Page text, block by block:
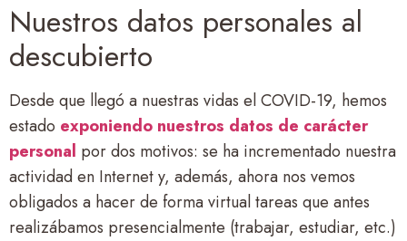
Nuestros datos personales al
descubierto
Desde que llegó a nuestras vidas el COVID-19, hemos
estado exponiendo nuestros datos de carácter
personal por dos motivos: se ha incrementado nuestra
actividad en Internet y, además, ahora nos vemos
obligados a hacer de forma virtual tareas que antes
realizábamos presencialmente (trabajar, estudiar, etc.)